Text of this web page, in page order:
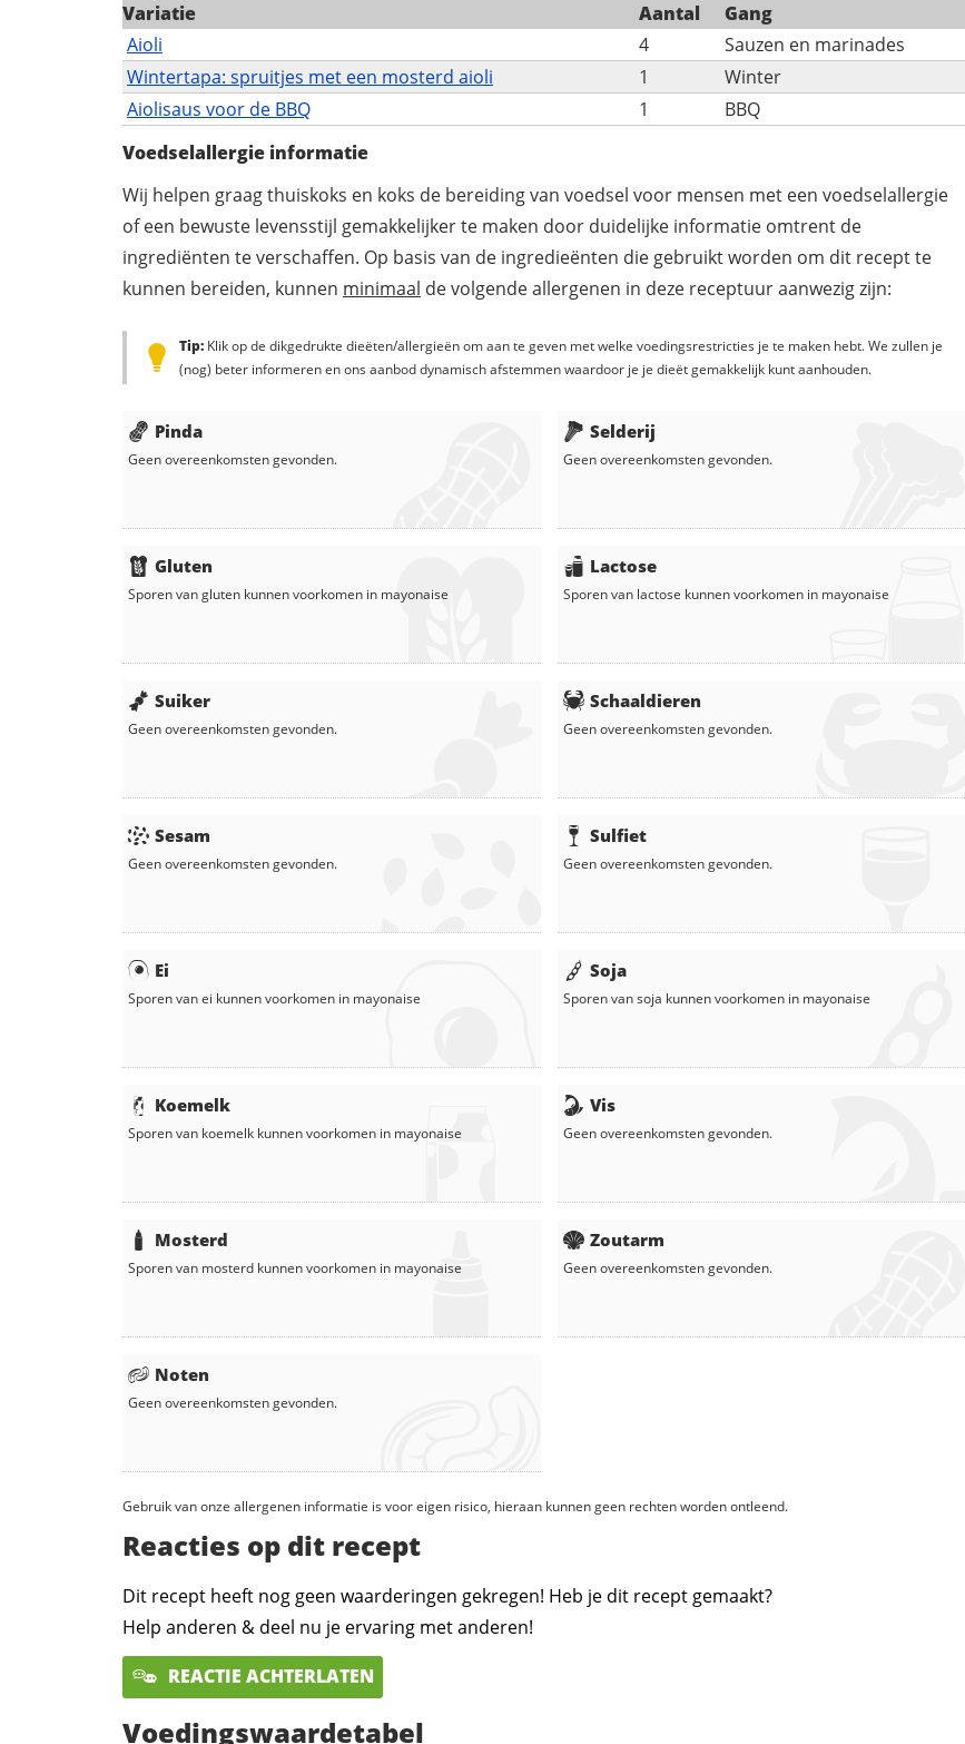
Variatie
Aantal
Gang
Aioli
4
Sauzen en marinades
Wintertapa: spruitjes met een mosterd aioli
1
Winter
Aiolisaus voor de BBQ
1
BBQ
Voedselallergie informatie
Wij helpen graag thuiskoks en koks de bereiding van voedsel voor mensen met een voedselallergie
of een bewuste levensstijl gemakkelijker te maken door duidelijke informatie omtrent de
ingrediënten te verschaffen. Op basis van de ingredieënten die gebruikt worden om dit recept te
kunnen bereiden, kunnen minimaal de volgende allergenen in deze receptuur aanwezig zijn:
Tip: Klik op de dikgedrukte dieëten/allergieën om aan te geven met welke voedingsrestricties je te maken hebt. We zullen je
(nog) beter informeren en ons aanbod dynamisch afstemmen waardoor je je dieët gemakkelijk kunt aanhouden.
Pinda
Geen overeenkomsten gevonden.
Gluten
Sporen van gluten kunnen voorkomen in mayonaise
Suiker
Geen overeenkomsten gevonden.
Sesam
Geen overeenkomsten gevonden.
Ei
Sporen van ei kunnen voorkomen in mayonaise
Koemelk
Sporen van koemelk kunnen voorkomen in mayonaise
Mosterd
Sporen van mosterd kunnen voorkomen in mayonaise
Noten
Geen overeenkomsten gevonden.
Selderij
Geen overeenkomsten gevonden.
Lactose
Sporen van lactose kunnen voorkomen in mayonaise
Schaaldieren
Geen overeenkomsten gevonden.
Sulfiet
Geen overeenkomsten gevonden.
Soja
Sporen van soja kunnen voorkomen in mayonaise
Vis
Geen overeenkomsten gevonden.
Zoutarm
Geen overeenkomsten gevonden.
Gebruik van onze allergenen informatie is voor eigen risico, hieraan kunnen geen rechten worden ontleend.
Reacties op dit recept
Dit recept heeft nog geen waarderingen gekregen! Heb je dit recept gemaakt?
Help anderen & deel nu je ervaring met anderen!
REACTIE ACHTERLATEN
Voedingswaardetabel